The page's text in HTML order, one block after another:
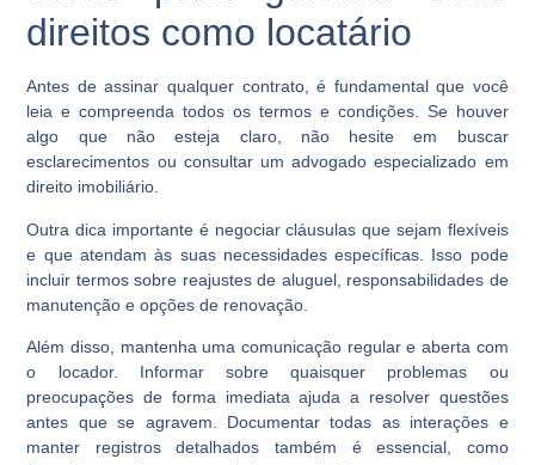
direitos como locatário
Antes de assinar qualquer contrato, é fundamental que você
leia e compreenda todos os termos e condições. Se houver
algo que não esteja claro, não hesite em buscar
esclarecimentos ou consultar um advogado especializado em
direito imobiliário.
Outra dica importante é negociar cláusulas que sejam flexíveis
e que atendam às suas necessidades específicas. Isso pode
incluir termos sobre reajustes de aluguel, responsabilidades de
manutenção e opções de renovação.
Além disso, mantenha uma comunicação regular e aberta com
o locador. Informar sobre quaisquer problemas ou
preocupações de forma imediata ajuda a resolver questões
antes que se agravem. Documentar todas as interações e
manter registros detalhados também é essencial, como